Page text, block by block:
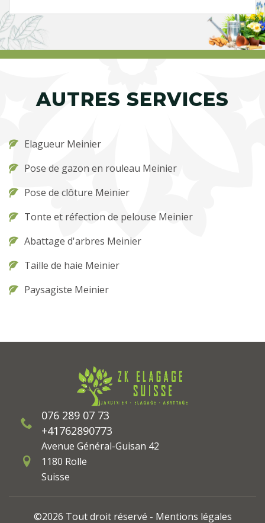
AUTRES SERVICES
Elagueur Meinier
Pose de gazon en rouleau Meinier
Pose de clôture Meinier
Tonte et réfection de pelouse Meinier
Abattage d'arbres Meinier
Taille de haie Meinier
Paysagiste Meinier
076 289 07 73
+41762890773
Avenue Général-Guisan 42
1180 Rolle
Suisse
©2026 Tout droit réservé - Mentions légales